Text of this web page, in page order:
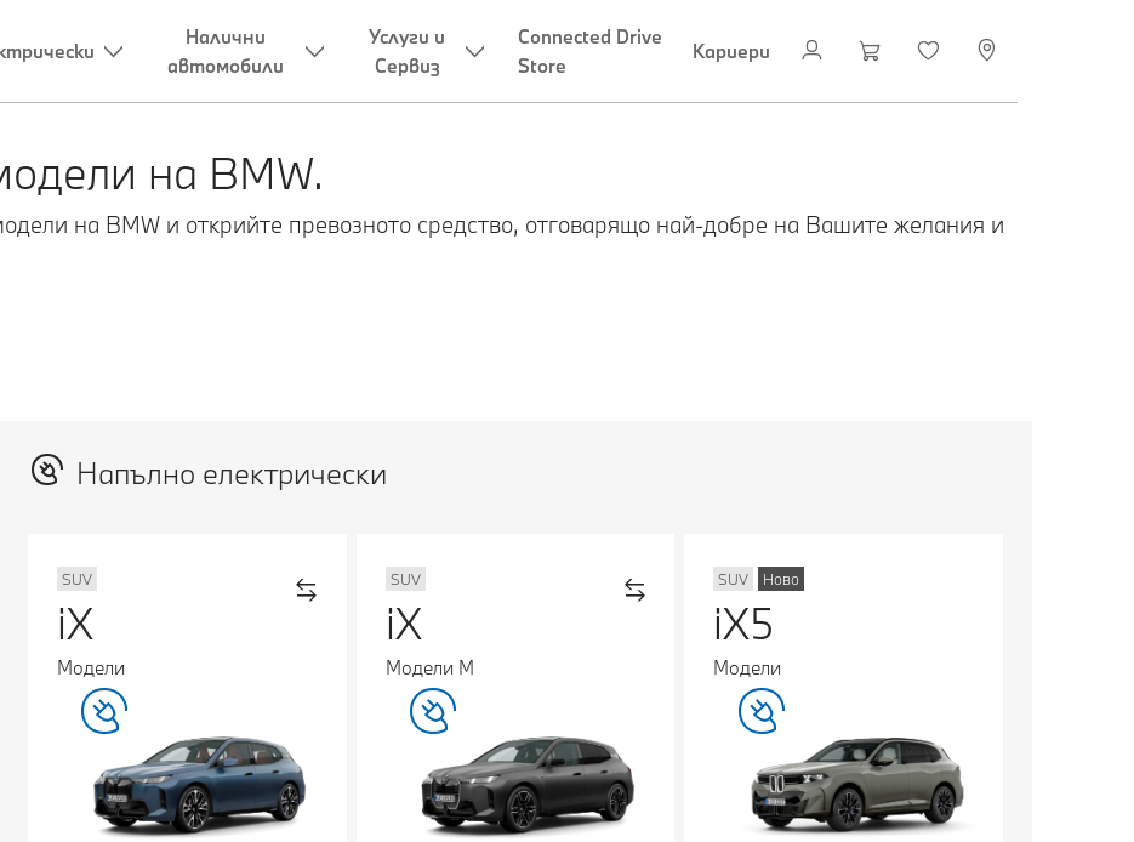
Налични
автомобили
Услуги и
Сервиз
Connected Drive
Store
Кариери
на BMW.
на BMW и открийте превозното средство, отговарящо най-добре на Вашите желания и
Напълно електрически
SUV
iX
Модели
SUV
iX
Модели М
SUV Ново
iX5
Модели